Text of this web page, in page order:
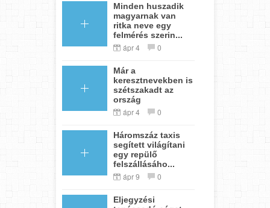
Minden huszadik
magyarnak van
ritka neve egy
felmérés szerin...
ápr 4 0
Már a
keresztnevekben is
szétszakadt az
ország
ápr 4 0
Háromszáz taxis
segített világítani
egy repülő
felszállásáho...
ápr 9 0
Eljegyzési